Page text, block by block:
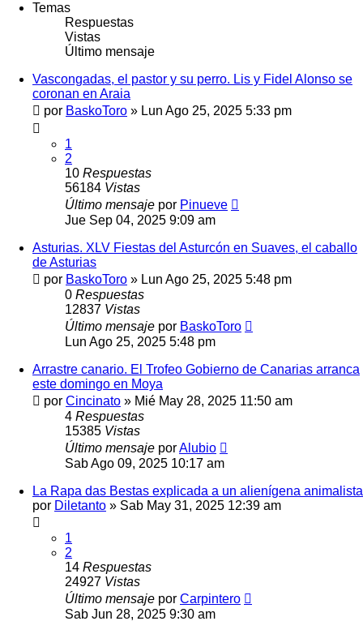
Temas
Respuestas
Vistas
Último mensaje
Vascongadas, el pastor y su perro. Lis y Fidel Alonso se
coronan en Araia
por BaskoToro » Lun Ago 25, 2025 5:33 pm
1
2
10 Respuestas
56184 Vistas
Último mensaje por Pinueve
Jue Sep 04, 2025 9:09 am
Asturias. XLV Fiestas del Asturcón en Suaves, el caballo
de Asturias
por BaskoToro » Lun Ago 25, 2025 5:48 pm
0 Respuestas
12837 Vistas
Último mensaje por BaskoToro
Lun Ago 25, 2025 5:48 pm
Arrastre canario. El Trofeo Gobierno de Canarias arranca
este domingo en Moya
por Cincinato » Mié May 28, 2025 11:50 am
4 Respuestas
15385 Vistas
Último mensaje porAlubio
Sab Ago 09, 2025 10:17 am
La Rapa das Bestas explicada a un alienígena animalista
por Diletanto » Sab May 31, 2025 12:39 am
1
2
14 Respuestas
24927 Vistas
Último mensaje por Carpintero
Sab Jun 28, 2025 9:30 am